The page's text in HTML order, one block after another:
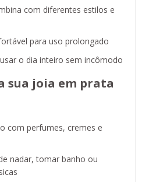
com diferentes estilos e
para uso prolongado
o dia inteiro sem incômodo
sua joia em prata
com perfumes, cremes e
nadar, tomar banho ou